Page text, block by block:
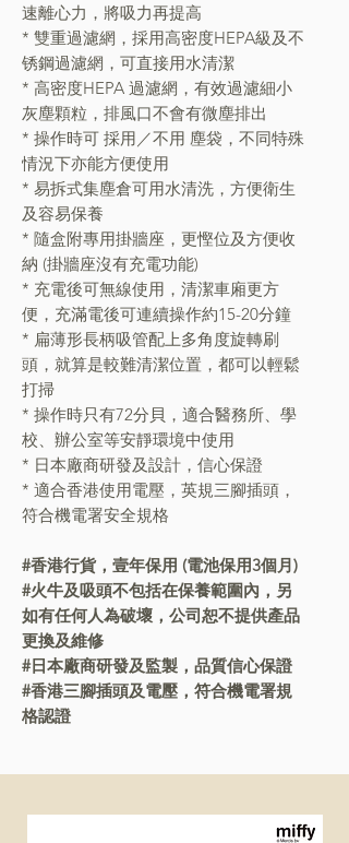
速離心力，將吸力再提高
* 雙重過濾網，採用高密度HEPA級及不
锈鋼過濾網，可直接用水清潔
* 高密度HEPA 過濾網，有效過濾細小
灰塵顆粒，排風口不會有微塵排出
* 操作時可 採用／不用 塵袋，不同特殊
情況下亦能方便使用
* 易拆式集塵倉可用水清洗，方便衛生
及容易保養
* 隨盒附專用掛牆座，更慳位及方便收
納 (掛牆座沒有充電功能)
* 充電後可無線使用，清潔車廂更方
便，充滿電後可連續操作約15-20分鐘
* 扁薄形長柄吸管配上多角度旋轉刷
頭，就算是較難清潔位置，都可以輕鬆
打掃
* 操作時只有72分貝，適合醫務所、學
校、辦公室等安靜環境中使用
* 日本廠商研發及設計，信心保證
* 適合香港使用電壓，英規三腳插頭，
符合機電署安全規格
#香港行貨，壹年保用 (電池保用3個月)
#火牛及吸頭不包括在保養範圍內，另
如有任何人為破壞，公司恕不提供產品
更換及維修
#日本廠商研發及監製，品質信心保證
#香港三腳插頭及電壓，符合機電署規
格認證